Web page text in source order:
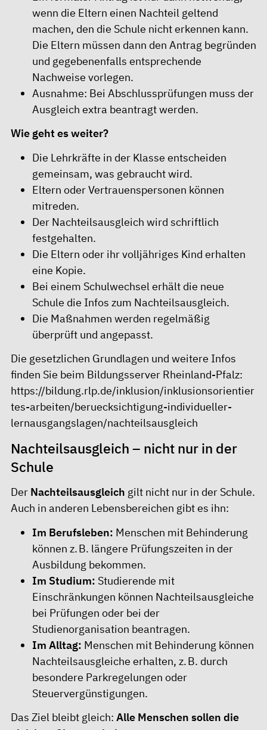
wenn die Eltern einen Nachteil geltend
machen, den die Schule nicht erkennen kann.
Die Eltern müssen dann den Antrag begründen
und gegebenenfalls entsprechende
Nachweise vorlegen.
Ausnahme: Bei Abschlussprüfungen muss der
Ausgleich extra beantragt werden.
Wie geht es weiter?
Die Lehrkräfte in der Klasse entscheiden
gemeinsam, was gebraucht wird.
Eltern oder Vertrauenspersonen können
mitreden.
Der Nachteilsausgleich wird schriftlich
festgehalten.
Die Eltern oder ihr volljähriges Kind erhalten
eine Kopie.
Bei einem Schulwechsel erhält die neue
Schule die Infos zum Nachteilsausgleich.
Die Maßnahmen werden regelmäßig
überprüft und angepasst.
Die gesetzlichen Grundlagen und weitere Infos
finden Sie beim Bildungsserver Rheinland-Pfalz:
https://bildung.rlp.de/inklusion/inklusionsorientier
tes-arbeiten/beruecksichtigung-individueller-
lernausgangslagen/nachteilsausgleich
Nachteilsausgleich – nicht nur in der
Schule
Der Nachteilsausgleich gilt nicht nur in der Schule.
Auch in anderen Lebensbereichen gibt es ihn:
Im Berufsleben: Menschen mit Behinderung
können z. B. längere Prüfungszeiten in der
Ausbildung bekommen.
Im Studium: Studierende mit
Einschränkungen können Nachteilsausgleiche
bei Prüfungen oder bei der
Studienorganisation beantragen.
Im Alltag: Menschen mit Behinderung können
Nachteilsausgleiche erhalten, z. B. durch
besondere Parkregelungen oder
Steuervergünstigungen.
Das Ziel bleibt gleich: Alle Menschen sollen die